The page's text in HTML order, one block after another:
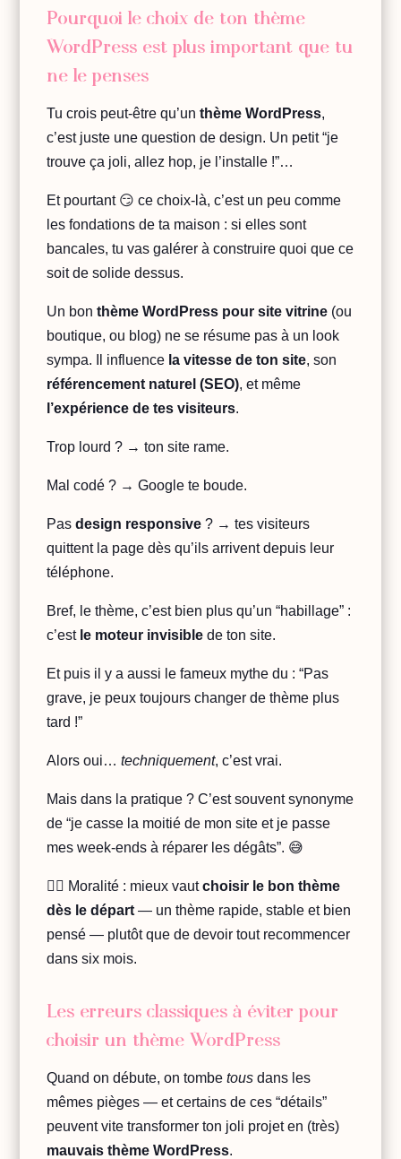
Pourquoi le choix de ton thème
WordPress est plus important que tu
ne le penses
Tu crois peut-être qu’unthème WordPress,
c’est juste une question de design. Un petit “je
trouve ça joli, allez hop, je l’installe !”…
Et pourtant 😏 ce choix-là, c’est un peu comme
les fondations de ta maison : si elles sont
bancales, tu vas galérer à construire quoi que ce
soit de solide dessus.
Un bonthème WordPress pour site vitrine (ou
boutique, ou blog) ne se résume pas à un look
sympa. Il influence la vitesse de ton site, son
référencement naturel (SEO), et même
l’expérience de tes visiteurs.
Trop lourd ? → ton site rame.
Mal codé ? → Google te boude.
Pasdesign responsive ? → tes visiteurs
quittent la page dès qu’ils arrivent depuis leur
téléphone.
Bref, le thème, c’est bien plus qu’un “habillage” :
c’est le moteur invisible de ton site.
Et puis il y a aussi le fameux mythe du : “Pas
grave, je peux toujours changer de thème plus
tard !”
Alors oui…techniquement, c’est vrai.
Mais dans la pratique ? C’est souvent synonyme
de “je casse la moitié de mon site et je passe
mes week-ends à réparer les dégâts”. 😅
👉🏻 Moralité : mieux vautchoisir le bon thème
dès le départ — un thème rapide, stable et bien
pensé — plutôt que de devoir tout recommencer
dans six mois.
Les erreurs classiques à éviter pour
choisir un thème WordPress
Quand on débute, on tombetous dans les
mêmes pièges — et certains de ces “détails”
peuvent vite transformer ton joli projet en (très)
mauvais thème WordPress.